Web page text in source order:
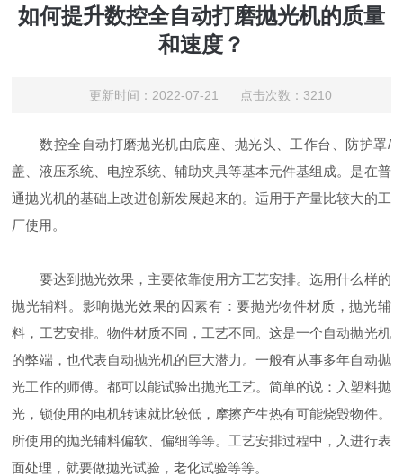
如何提升数控全自动打磨抛光机的质量
和速度？
更新时间：2022-07-21 点击次数：3210
数控全自动打磨抛光机由底座、抛光头、工作台、防护罩/
盖、液压系统、电控系统、辅助夹具等基本元件基组成。是在普
通抛光机的基础上改进创新发展起来的。适用于产量比较大的工
厂使用。
要达到抛光效果，主要依靠使用方工艺安排。选用什么样的
抛光辅料。影响抛光效果的因素有：要抛光物件材质，抛光辅
料，工艺安排。物件材质不同，工艺不同。这是一个自动抛光机
的弊端，也代表自动抛光机的巨大潜力。一般有从事多年自动抛
光工作的师傅。都可以能试验出抛光工艺。简单的说：入塑料抛
光，锁使用的电机转速就比较低，摩擦产生热有可能烧毁物件。
所使用的抛光辅料偏软、偏细等等。工艺安排过程中，入进行表
面处理，就要做抛光试验，老化试验等等。